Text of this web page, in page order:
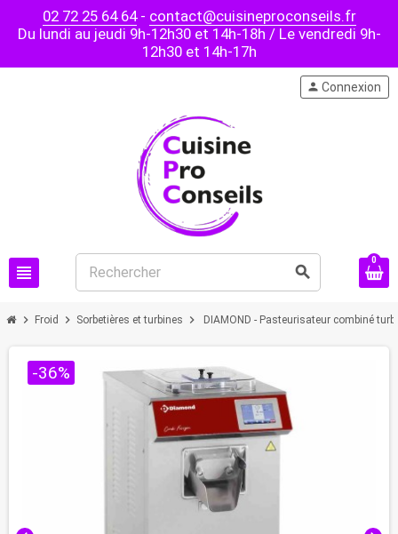
02 72 25 64 64- contact@cuisineproconseils.fr
Du lundi au jeudi 9h-12h30 et 14h-18h / Le vendredi 9h-
12h30 et 14h-17h
view_headline search
person Connexion
0
chevron_right Froid chevron_right Sorbetières et turbines chevron_right DIAMOND - Pasteurisateur combiné
-36%